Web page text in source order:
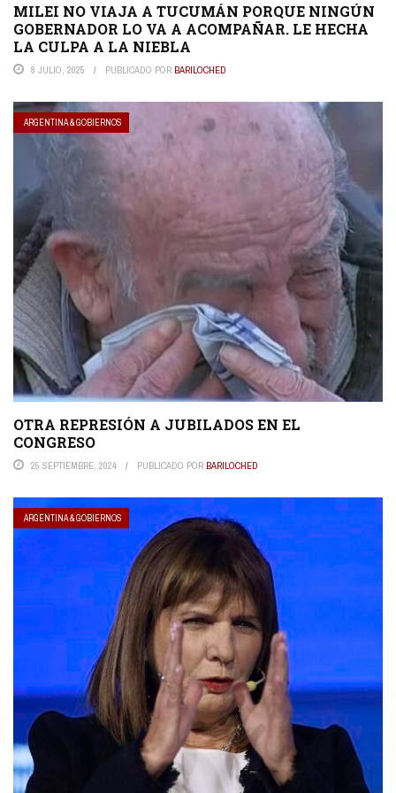
MILEI NO VIAJA A TUCUMÁN PORQUE NINGÚN
GOBERNADOR LO VA A ACOMPAÑAR. LE HECHA
LA CULPA A LA NIEBLA
8 JULIO, 2025 PUBLICADO POR BARILOCHED
ARGENTINA & GOBIERNOS
OTRA REPRESIÓN A JUBILADOS EN EL
CONGRESO
25 SEPTIEMBRE, 2024 PUBLICADO POR BARILOCHED
ARGENTINA & GOBIERNOS